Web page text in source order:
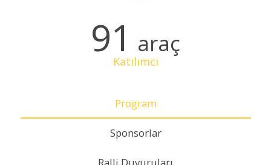
91 araç
Katılımcı
Program
Sponsorlar